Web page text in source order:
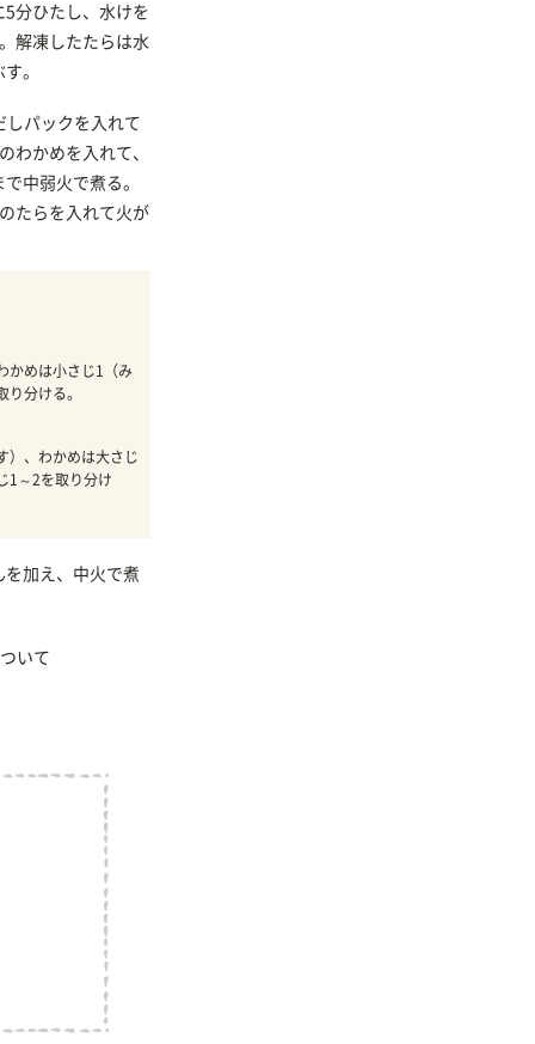
分ひたし、水けを
解凍したたらは水
。
しパックを入れて
わかめを入れて、
中弱火で煮る。
たらを入れて火が
かめは小さじ1（み
り分ける。
）、わかめは大さじ
1～2を取り分け
を加え、中火で煮
いて